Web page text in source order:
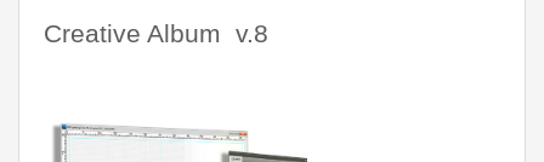
Creative Album  v.8